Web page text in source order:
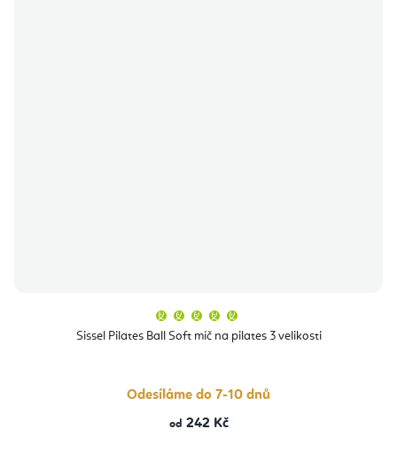
Sissel Pilates Ball Soft míč na pilates 3 velikosti
produktu
je
hvězdiček.
Odesíláme do 7-10 dnů
od 242 Kč